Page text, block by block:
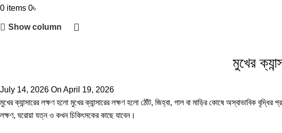
0 items 0৳
Show column
মুখের
July 14, 2026 On April 19, 2026
মুখের ক্যান্সারের লক্ষণ হলো মুখের ক্যান্সারের লক্ষণ হলো ঠোঁট, জিহ্বা, গাল বা মাড়ির কোষে অস্বাভাবিক
লক্ষণ, ঘরোয়া যত্ন ও কখন চিকিৎসকের কাছে যাবেন।